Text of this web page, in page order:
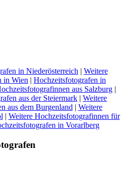
in Niederösterreich | Weitere
in Wien | Hochzeitsfotografen in
aus Salzburg |
aus der Steiermark | Weitere
aus dem Burgenland | Weitere
| Weitere Hochzeitsfotografinnen für
in Vorarlberg